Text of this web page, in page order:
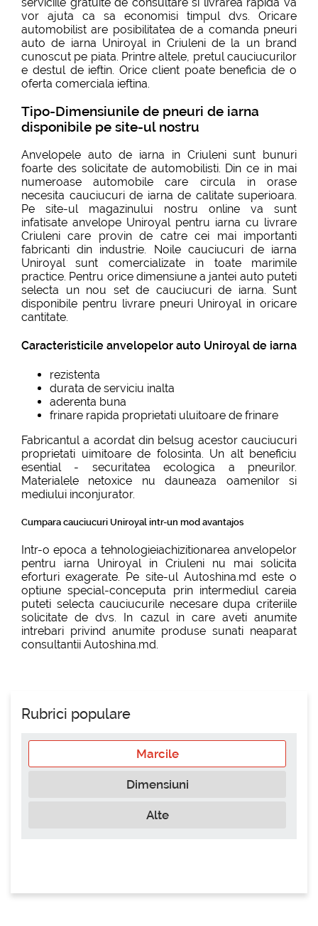
vor ajuta ca sa economisi timpul dvs. Oricare
automobilist are posibilitatea de a comanda pneuri
auto de iarna Uniroyal in Criuleni de la un brand
cunoscut pe piata. Printre altele, pretul cauciucurilor
e destul de ieftin. Orice client poate beneficia de o
oferta comerciala ieftina.
Tipo-Dimensiunile de pneuri de iarna
disponibile pe site-ul nostru
Anvelopele auto de iarna in Criuleni sunt bunuri
foarte des solicitate de automobilisti. Din ce in mai
numeroase automobile care circula in orase
necesita cauciucuri de iarna de calitate superioara.
Pe site-ul magazinului nostru online va sunt
infatisate anvelope Uniroyal pentru iarna cu livrare
Criuleni care provin de catre cei mai importanti
fabricanti din industrie. Noile cauciucuri de iarna
Uniroyal sunt comercializate in toate marimile
practice. Pentru orice dimensiune a jantei auto puteti
selecta un nou set de cauciucuri de iarna. Sunt
disponibile pentru livrare pneuri Uniroyal in oricare
cantitate.
Caracteristicile anvelopelor auto Uniroyal de iarna
rezistenta
durata de serviciu inalta
aderenta buna
frinare rapida proprietati uluitoare de frinare
Fabricantul a acordat din belsug acestor cauciucuri
proprietati uimitoare de folosinta. Un alt beneficiu
esential - securitatea ecologica a pneurilor.
Materialele netoxice nu dauneaza oamenilor si
mediului inconjurator.
Cumpara cauciucuri Uniroyal intr-un mod avantajos
Intr-o epoca a tehnologieiachizitionarea anvelopelor
pentru iarna Uniroyal in Criuleni nu mai solicita
eforturi exagerate. Pe site-ul Autoshina.md este o
optiune special-conceputa prin intermediul careia
puteti selecta cauciucurile necesare dupa criteriile
solicitate de dvs. In cazul in care aveti anumite
intrebari privind anumite produse sunati neaparat
consultantii Autoshina.md.
Rubrici populare
Marcile
Dimensiuni
Alte